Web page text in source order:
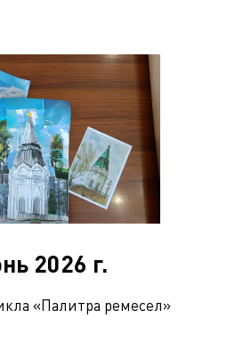
2026 г.
«Палитра ремесел»